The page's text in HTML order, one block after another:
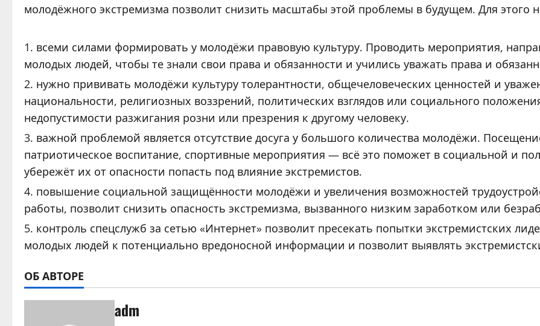
молодёжного экстремизма позволит снизить масштабы этой проблемы в будущем. Для этого
всеми силами формировать у молодёжи правовую культуру. Проводить мероприятия,
молодых людей, чтобы те знали свои права и обязанности и учились уважать права и
нужно прививать молодёжи культуру толерантности, общечеловеческих ценностей и
национальности, религиозных воззрений, политических взглядов или социального
недопустимости разжигания розни или презрения к другому человеку.
важной проблемой является отсутствие досуга у большого количества молодёжи.
патриотическое воспитание, спортивные мероприятия — всё это поможет в социальной и
убережёт их от опасности попасть под влияние экстремистов.
повышение социальной защищённости молодёжи и увеличения возможностей
работы, позволит снизить опасность экстремизма, вызванного низким заработком или
контроль спецслужб за сетью «Интернет» позволит пресекать попытки экстремистских
молодых людей к потенциально вредоносной информации и позволит выявлять
ОБ АВТОРЕ
adm